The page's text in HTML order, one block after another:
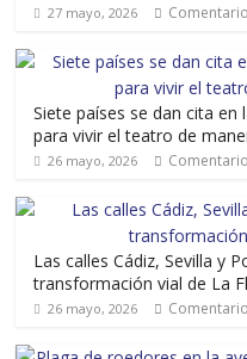
27 mayo, 2026
Siete países se dan cita en
para vivir el teatro de
26 mayo, 2026
Las calles Cádiz, Sevilla y
transformación vial de La
26 mayo, 2026